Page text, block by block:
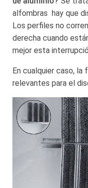
alfombras hay que
Los perfiles no
derecha cuando
mejor esta
En cualquier caso,
relevantes para el